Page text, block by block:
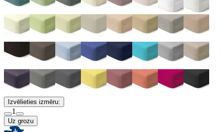
Izvēlieties izmēru:
1
Uz grozu